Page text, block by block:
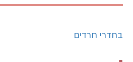
בחדרי חרדים